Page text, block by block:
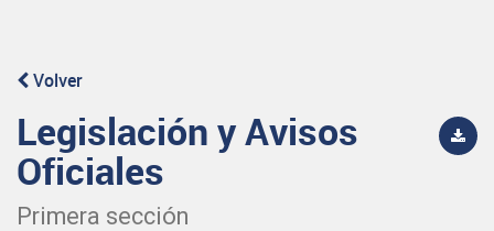
Volver
Legislación y Avisos
Oficiales
Primera sección